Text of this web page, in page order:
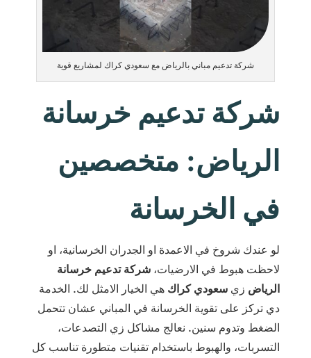
شركة تدعيم مباني بالرياض مع سعودي كراك لمشاريع قوية
شركة تدعيم خرسانة
الرياض: متخصصين
في الخرسانة
لو عندك شروخ في الاعمدة او الجدران الخرسانية، او
لاحظت هبوط في الارضيات، شركة تدعيم خرسانة
الرياض زي سعودي كراك هي الخيار الامثل لك. الخدمة
دي تركز على تقوية الخرسانة في المباني عشان تتحمل
الضغط وتدوم سنين. نعالج مشاكل زي التصدعات،
التسربات، والهبوط باستخدام تقنيات متطورة تناسب كل